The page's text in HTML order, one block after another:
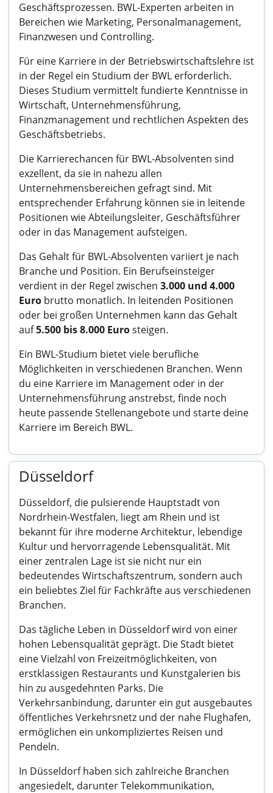
Geschäftsprozessen. BWL-Experten arbeiten in
Bereichen wie Marketing, Personalmanagement,
Finanzwesen und Controlling.
Für eine Karriere in der Betriebswirtschaftslehre ist
in der Regel ein Studium der BWL erforderlich.
Dieses Studium vermittelt fundierte Kenntnisse in
Wirtschaft, Unternehmensführung,
Finanzmanagement und rechtlichen Aspekten des
Geschäftsbetriebs.
Die Karrierechancen für BWL-Absolventen sind
exzellent, da sie in nahezu allen
Unternehmensbereichen gefragt sind. Mit
entsprechender Erfahrung können sie in leitende
Positionen wie Abteilungsleiter, Geschäftsführer
oder in das Management aufsteigen.
Das Gehalt für BWL-Absolventen variiert je nach
Branche und Position. Ein Berufseinsteiger
verdient in der Regel zwischen 3.000 und 4.000
Euro brutto monatlich. In leitenden Positionen
oder bei großen Unternehmen kann das Gehalt
auf5.500 bis 8.000 Eurosteigen.
Ein BWL-Studium bietet viele berufliche
Möglichkeiten in verschiedenen Branchen. Wenn
du eine Karriere im Management oder in der
Unternehmensführung anstrebst, finde noch
heute passende Stellenangebote und starte deine
Karriere im Bereich BWL.
Düsseldorf
Düsseldorf, die pulsierende Hauptstadt von
Nordrhein-Westfalen, liegt am Rhein und ist
bekannt für ihre moderne Architektur, lebendige
Kultur und hervorragende Lebensqualität. Mit
einer zentralen Lage ist sie nicht nur ein
bedeutendes Wirtschaftszentrum, sondern auch
ein beliebtes Ziel für Fachkräfte aus verschiedenen
Branchen.
Das tägliche Leben in Düsseldorf wird von einer
hohen Lebensqualität geprägt. Die Stadt bietet
eine Vielzahl von Freizeitmöglichkeiten, von
erstklassigen Restaurants und Kunstgalerien bis
hin zu ausgedehnten Parks. Die
Verkehrsanbindung, darunter ein gut ausgebautes
öffentliches Verkehrsnetz und der nahe Flughafen,
ermöglichen ein unkompliziertes Reisen und
Pendeln.
In Düsseldorf haben sich zahlreiche Branchen
angesiedelt, darunter Telekommunikation,